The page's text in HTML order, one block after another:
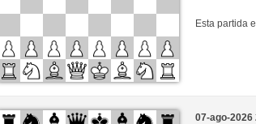
Esta partida
07-ago-2026